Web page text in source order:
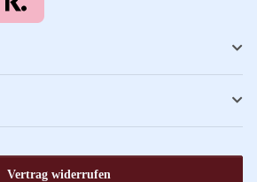
Vertrag widerrufen